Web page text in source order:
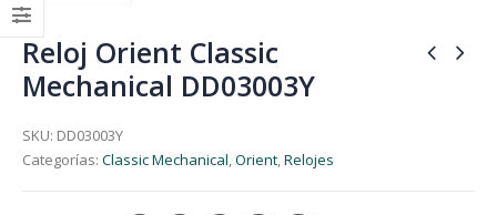
Reloj Orient Classic
Mechanical DD03003Y
SKU: DD03003Y
Categorías: Classic Mechanical,Orient,Relojes